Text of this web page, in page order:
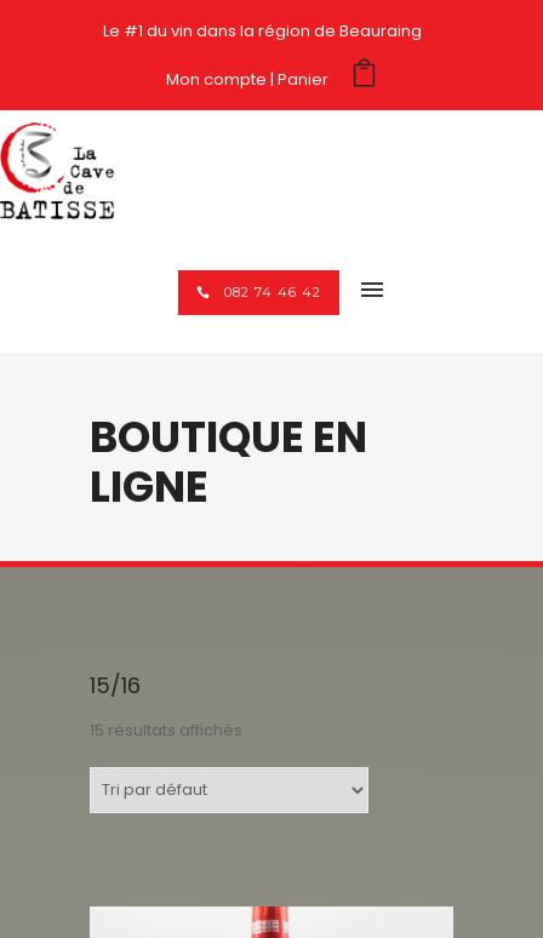
Le #1 du vin dans la région de Beauraing
Mon compte Panier
082 74 46 42
BOUTIQUE EN
LIGNE
15/16
15 résultats affichés